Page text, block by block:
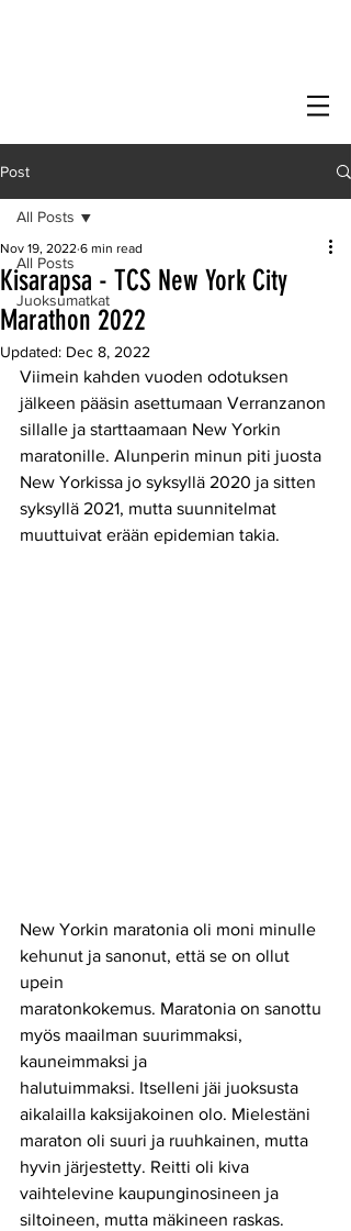
Post
All Posts
Juoksumatkat
All Posts
Kisarapsa - TCS New York City
Marathon 2022
Nov 19, 2022 6 min read
Updated: Dec 8, 2022
Viimein kahden vuoden odotuksen
jälkeen pääsin asettumaan Verranzanon
sillalle ja starttaamaan New Yorkin
maratonille. Alunperin minun piti juosta
New Yorkissa jo syksyllä 2020 ja sitten
syksyllä 2021, mutta suunnitelmat
muuttuivat erään epidemian takia.
New Yorkin maratonia oli moni minulle
kehunut ja sanonut, että se on ollut
upein
maratonkokemus. Maratonia on sanottu
myös maailman suurimmaksi,
kauneimmaksi ja
halutuimmaksi. Itselleni jäi juoksusta
aikalailla kaksijakoinen olo. Mielestäni
maraton oli suuri ja ruuhkainen, mutta
hyvin järjestetty. Reitti oli kiva
vaihtelevine kaupunginosineen ja
siltoineen, mutta mäkineen raskas.